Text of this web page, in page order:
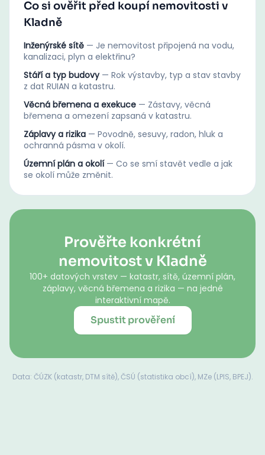
Co si ověřit před koupí nemovitosti v
Kladně
Inženýrské sítě — Je nemovitost připojená na vodu,
kanalizaci, plyn a elektřinu?
Stáří a typ budovy — Rok výstavby, typ a stav stavby
z dat RUIAN a katastru.
Věcná břemena a exekuce — Zástavy, věcná
břemena a omezení zapsaná v katastru.
Záplavy a rizika — Povodně, sesuvy, radon, hluk a
ochranná pásma v okolí.
Územní plán a okolí — Co se smí stavět vedle a jak
se okolí může změnit.
Prověřte konkrétní
nemovitost v Kladně
100+ datových vrstev — katastr, sítě, územní plán,
záplavy, věcná břemena a rizika — na jedné
interaktivní mapě.
Spustit prověření
Data: ČÚZK (katastr, DTM sítě), ČSÚ (statistika obcí), MZe (LPIS, BPEJ).